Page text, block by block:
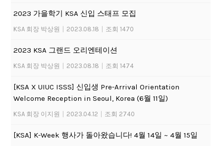
2023 가을학기 KSA 신입 스태프 모집
KSA 회장 박상원 2023.08.18 조회 1470
2023 KSA 그랜드 오리엔테이션
KSA 회장 박상원 2023.08.18 조회 1474
[KSA X UIUC ISSS] 신입생 Pre-Arrival Orientation
Welcome Reception in Seoul, Korea (6월 11일)
KSA 회장 이지원 2023.04.12 조회 2740
[KSA] K-Week 행사가 돌아왔습니다! 4월 14일 ~ 4월 15일